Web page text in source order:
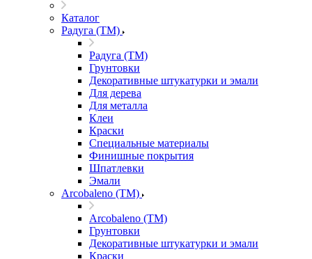
Каталог
Радуга (ТМ)
Радуга (ТМ)
Грунтовки
Декоративные штукатурки и эмали
Для дерева
Для металла
Клеи
Краски
Специальные материалы
Финишные покрытия
Шпатлевки
Эмали
Arcobaleno (ТМ)
Arcobaleno (ТМ)
Грунтовки
Декоративные штукатурки и эмали
Краски